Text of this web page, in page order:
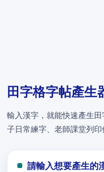
田字格字帖產生
輸入漢字，就能快速產生
子日常練字、老師課堂列印
請輸入想要產生的